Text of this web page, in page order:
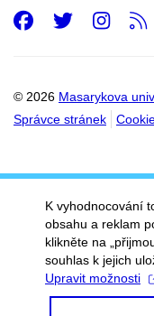
© 2026 Masarykova
Správce stránek
Facebook
K vyhodnocování
obsahu a reklam
klikněte na
souhlas k jejich
Upravit možnosti